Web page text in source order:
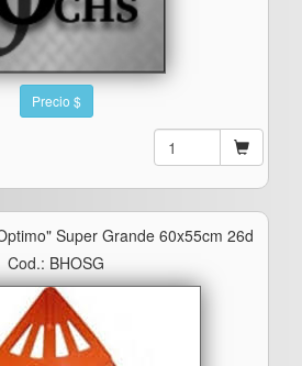
Precio $
Super Grande 60x55cm 26d
Cod.: BHOSG